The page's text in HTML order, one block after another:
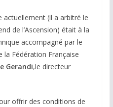
actuellement (il a arbitré le
de l’Ascension) était à la
accompagné par le
la Fédération Française
Gerandi,le directeur
offrir des conditions de